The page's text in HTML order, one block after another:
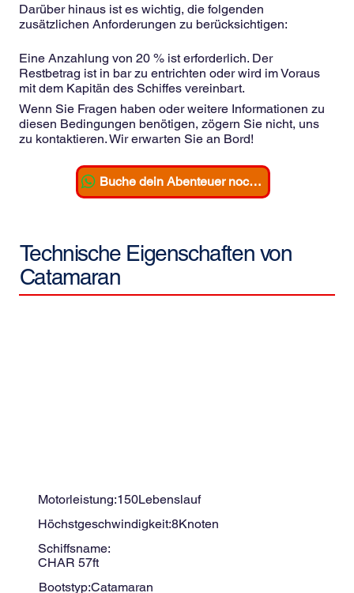
Darüber hinaus ist es wichtig, die folgenden
zusätzlichen Anforderungen zu berücksichtigen:
Eine Anzahlung von 20 % ist erforderlich. Der
Restbetrag ist in bar zu entrichten oder wird im Voraus
mit dem Kapitän des Schiffes vereinbart.
Wenn Sie Fragen haben oder weitere Informationen zu
diesen Bedingungen benötigen, zögern Sie nicht, uns
zu kontaktieren. Wir erwarten Sie an Bord!
Buche dein Abenteuer noch heute!
Technische Eigenschaften von
Catamaran
Motorleistung:150Lebenslauf
Höchstgeschwindigkeit:8Knoten
Schiffsname:
CHAR 57ft
Bootstyp:Catamaran